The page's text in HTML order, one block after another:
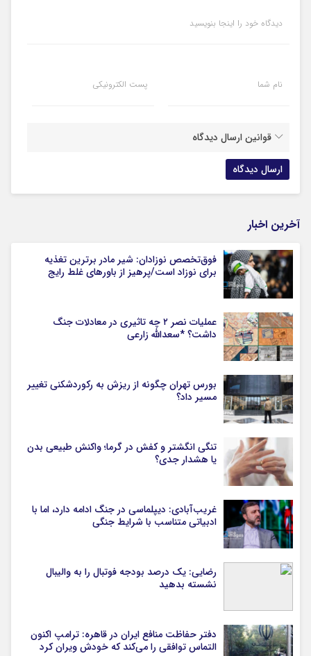
دیدگاه خود را اینجا بنویسید
نام شما پست الکترونیکی
قوانین ارسال دیدگاه
آخرین اخبار
فوق‌تخصص نوزادان: شیر مادر برترین تغذیه
برای نوزاد است/پرهیز از باورهای غلط رایج
عملیات نصر ۲ چه تاثیری در معادلات جنگ
داشت؟ *سعدالله زارعی
بورس تهران چگونه از ریزش به رکوردشکنی تغییر
مسیر داد؟
تنگی انگشتر و کفش در گرما؛ واکنش طبیعی بدن
یا هشدار جدی؟
غریب‌آبادی: دیپلماسی در جنگ ادامه دارد، اما با
ادبیاتی متناسب با شرایط جنگی
رضایی: یک درصد بودجه فوتبال را به والیبال
نشسته بدهید
دفتر حفاظت منافع ایران در قاهره: ترامپ اکنون
التماس توافقی را می‌کند که خودش ویران کرد